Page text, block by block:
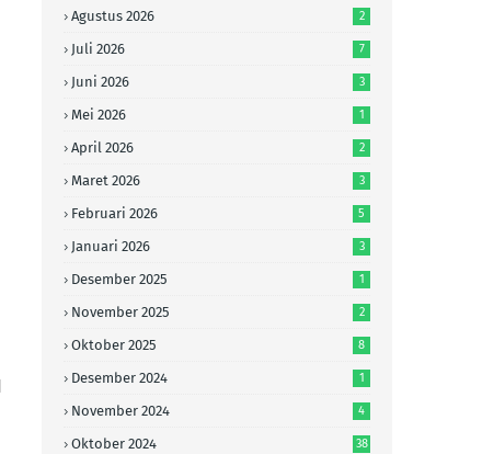
Agustus 2026 2
Juli 2026 7
Juni 2026 3
Mei 2026 1
April 2026 2
Maret 2026 3
Februari 2026 5
Januari 2026 3
Desember 2025 1
November 2025 2
Oktober 2025 8
Desember 2024 1
November 2024 4
Oktober 2024 38